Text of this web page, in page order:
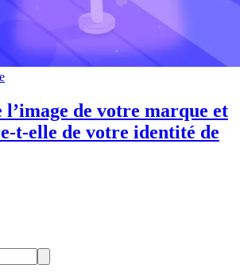
l’image de votre marque et
t-elle de votre identité de